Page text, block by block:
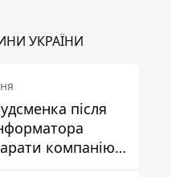
УКРАЇНИ
після
компанію-
ПриватБанку